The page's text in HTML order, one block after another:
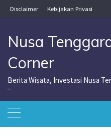
Skip
to
Disclaimer Kebijakan Privasi
Nusa
Corner
Berita Wisata, Investasi Nusa